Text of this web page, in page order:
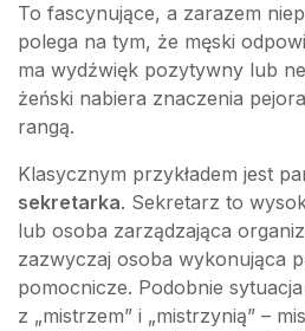
To fascynujące, a zarazem
polega na tym, że męski
ma wydźwięk pozytywny lub
żeński nabiera znaczenia
rangą.
Klasycznym przykładem jest
sekretarka. Sekretarz to
lub osoba zarządzająca
zazwyczaj osoba wykonująca
pomocnicze. Podobnie
z „mistrzem” i „mistrzynią” –